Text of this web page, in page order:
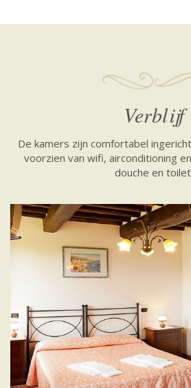
Verblijf
De kamers zijn comfortabel
voorzien van wifi, airconditioning
douche en